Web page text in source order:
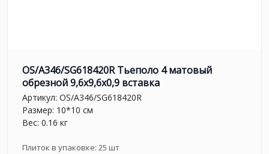
OS/A346/SG618420R Тьеполо 4 матовый
обрезной 9,6x9,6x0,9 вставка
Артикул: OS/A346/SG618420R
Размер: 10*10 см
Вес: 0.16 кг
Плиток в упаковке: 25 шт